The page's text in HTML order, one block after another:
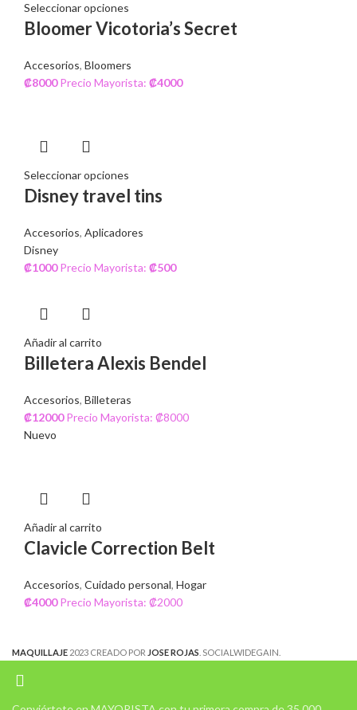
Seleccionar opciones
Bloomer Vicotoria’s Secret
Accesorios, Bloomers
₡8000 Precio Mayorista: ₡4000
Seleccionar opciones
Disney travel tins
Accesorios, Aplicadores
Disney
₡1000 Precio Mayorista: ₡500
Añadir al carrito
Billetera Alexis Bendel
Accesorios, Billeteras
₡12000 Precio Mayorista: ₡8000
Nuevo
Añadir al carrito
Clavicle Correction Belt
Accesorios, Cuidado personal, Hogar
₡4000 Precio Mayorista: ₡2000
MAQUILLAJE 2023 CREADO POR JOSE ROJAS . SOCIALWIDEGAIN.